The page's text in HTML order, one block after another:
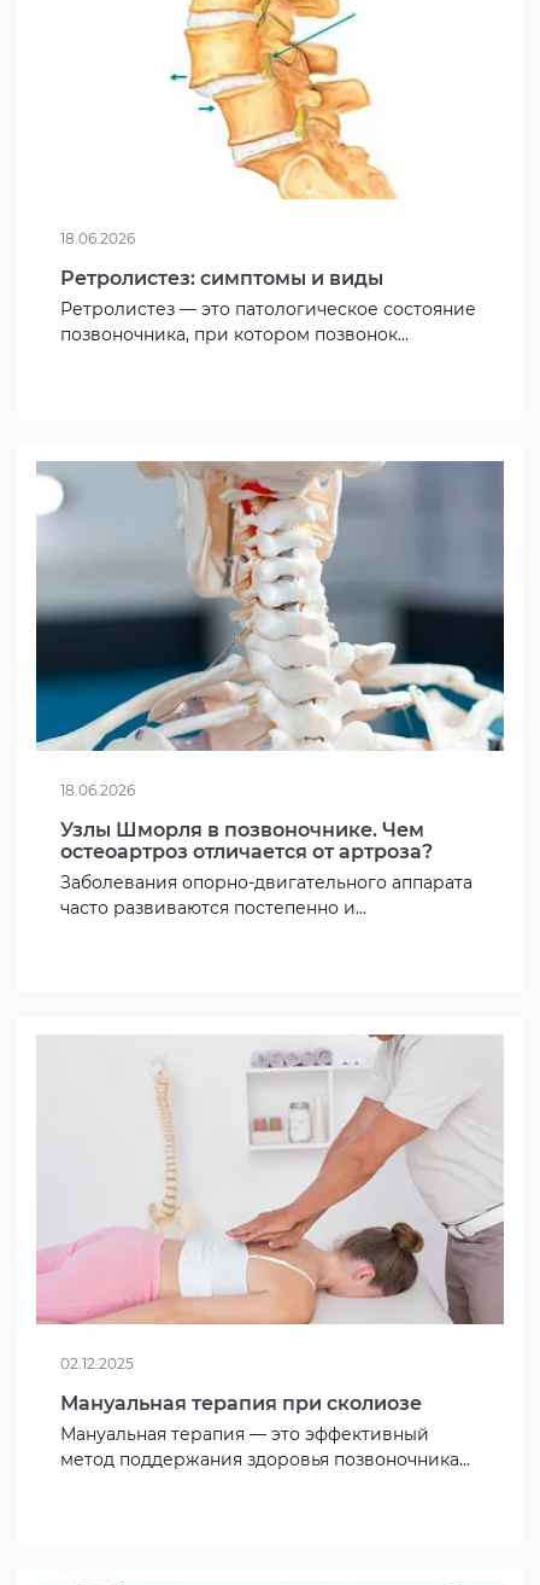
18.06.2026
Ретролистез: симптомы и виды
Ретролистез — это патологическое состояние
позвоночника, при котором позвонок...
18.06.2026
Узлы Шморля в позвоночнике. Чем
остеоартроз отличается от артроза?
Заболевания опорно-двигательного аппарата
часто развиваются постепенно и...
02.12.2025
Мануальная терапия при сколиозе
Мануальная терапия — это эффективный
метод поддержания здоровья позвоночника...